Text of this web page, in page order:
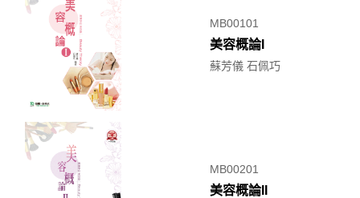
MB00101
美容概論I
蘇芳儀 石佩巧
MB00201
美容概論II